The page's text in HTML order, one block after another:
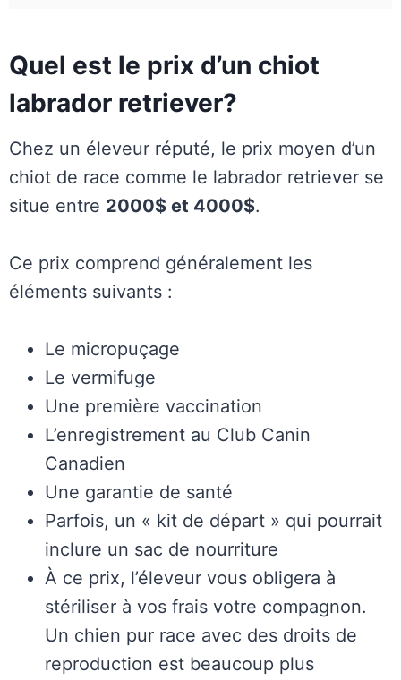
Quel est le prix d’un chiot
labrador retriever?
Chez un éleveur réputé, le prix moyen d’un
chiot de race comme le labrador retriever se
situe entre 2000$ et 4000$.
Ce prix comprend généralement les
éléments suivants :
Le micropuçage
Le vermifuge
Une première vaccination
L’enregistrement au Club Canin
Canadien
Une garantie de santé
Parfois, un « kit de départ » qui pourrait
inclure un sac de nourriture
À ce prix, l’éleveur vous obligera à
stériliser à vos frais votre compagnon.
Un chien pur race avec des droits de
reproduction est beaucoup plus